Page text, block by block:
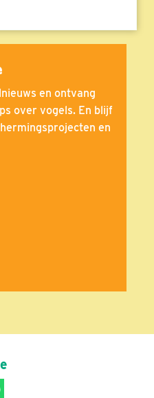
en ontvang
over vogels. En blijf
en